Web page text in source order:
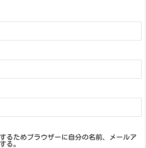
るためブラウザーに自分の名前、メールア
る。